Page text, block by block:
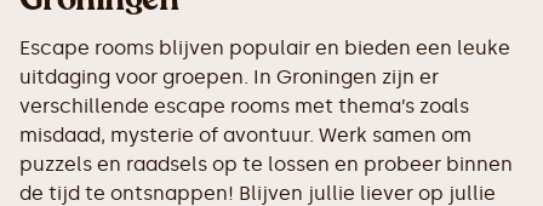
Escape rooms blijven populair en bieden een leuke
uitdaging voor groepen. In Groningen zijn er
verschillende escape rooms met thema’s zoals
misdaad, mysterie of avontuur. Werk samen om
puzzels en raadsels op te lossen en probeer binnen
de tijd te ontsnappen! Blijven jullie liever op jullie